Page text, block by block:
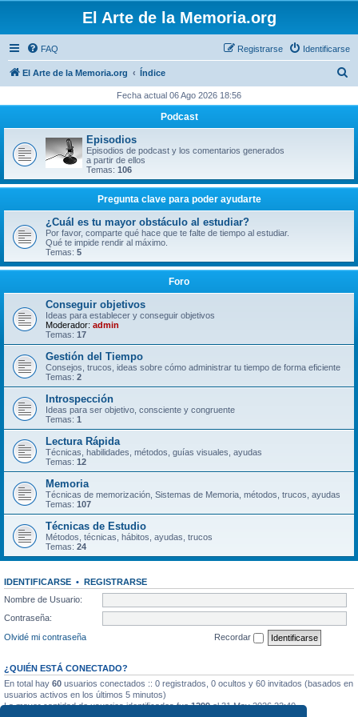
El Arte de la Memoria.org
FAQ Identificarse
Registrarse
El Arte de la Memoria.org Índice
c
Fecha actual 06 Ago 2026 18:56
Podcast
Episodios
Episodios de podcast y los comentarios generados
a partir de ellos
Temas: 106
Pregunta clave para poder ayudarte
¿Cuál es tu mayor obstáculo al estudiar?
Por favor, comparte qué hace que te falte de tiempo al estudiar.
Qué te impide rendir al máximo.
Temas: 5
Foro
Conseguir objetivos
Ideas para establecer y conseguir objetivos
Moderador: admin
Temas: 17
Gestión del Tiempo
Consejos, trucos, ideas sobre cómo administrar tu tiempo de forma eficiente
Temas: 2
Introspección
Ideas para ser objetivo, consciente y congruente
Temas: 1
Lectura Rápida
Técnicas, habilidades, métodos, guías visuales, ayudas
Temas: 12
Memoria
Técnicas de memorización, Sistemas de Memoria, métodos, trucos, ayudas
Temas: 107
Técnicas de Estudio
Métodos, técnicas, hábitos, ayudas, trucos
Temas: 24
IDENTIFICARSE • REGISTRARSE
Nombre de Usuario:
Contraseña:
Olvidé mi contraseña
Recordar
¿QUIÉN ESTÁ CONECTADO?
En total hay 60 usuarios conectados :: 0 registrados, 0 ocultos y 60 invitados (basados en
usuarios activos en los últimos 5 minutos)
La mayor cantidad de usuarios identificados fue1299el 31 May 2026 22:40